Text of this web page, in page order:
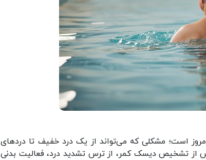
است؛ مشکلی که می‌تواند از یک درد خفیف تا دردهای
از تشخیص دیسک کمر، از ترس تشدید درد، فعالیت بدنی